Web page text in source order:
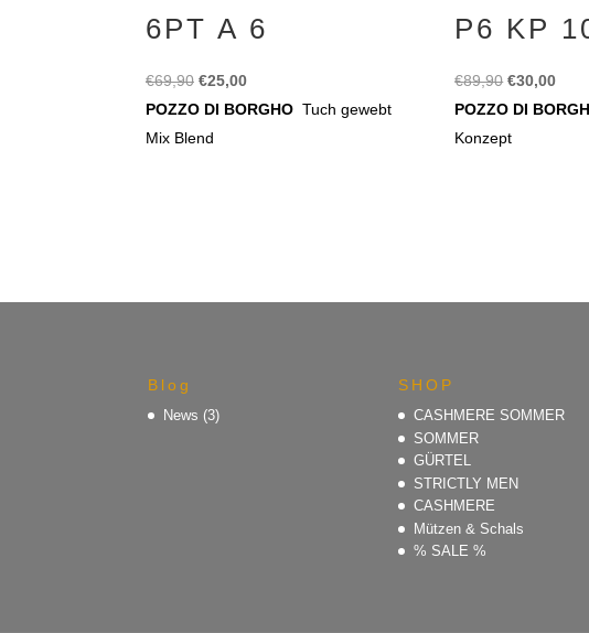
6PT A 6
€69,90 Ursprünglicher
Preis
war:
€25,00Aktueller
Preis
POZZO DI BORGHO Tuch gewebt
Mix Blend
P6 KP
€89,90
Preis
war:
€30,00
POZZO DI
Konzept
Blog
News (3)
SHOP
CASHMERE SOMMER
SOMMER
GÜRTEL
STRICTLY MEN
CASHMERE
Mützen & Schals
% SALE %